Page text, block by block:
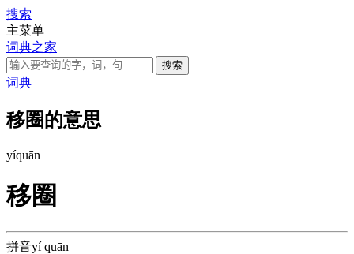
搜索
主菜单
词典之家
词典
移圈的意思
yíquān
移圈
拼音yí quān